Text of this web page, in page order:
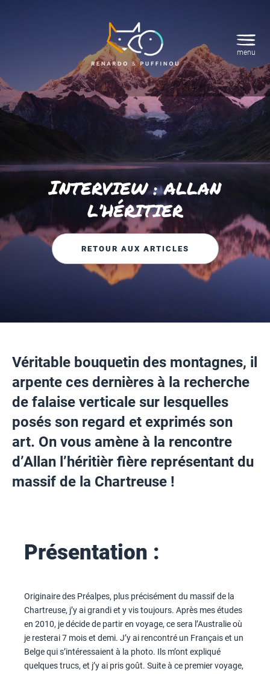
menu
INTERVIEW : ALLAN
L’HÉRITIER
RETOUR AUX ARTICLES
Véritable bouquetin des montagnes, il
arpente ces dernières à la recherche
de falaise verticale sur lesquelles
posés son regard et exprimés son
art. On vous amène à la rencontre
d’Allan l’héritièr fière représentant du
massif de la Chartreuse !
Présentation :
Originaire des Préalpes, plus précisément du massif de la
Chartreuse, j’y ai grandi et y vis toujours. Après mes études
en 2010, je décide de partir en voyage, ce sera l’Australie où
je resterai 7 mois et demi. J’y ai rencontré un Français et un
Belge qui s’intéressaient à la photo. Ils m’ont expliqué
quelques trucs, et j’y ai pris goût. Suite à ce premier voyage,